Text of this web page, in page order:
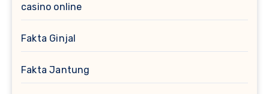
casino online
Fakta Ginjal
Fakta Jantung